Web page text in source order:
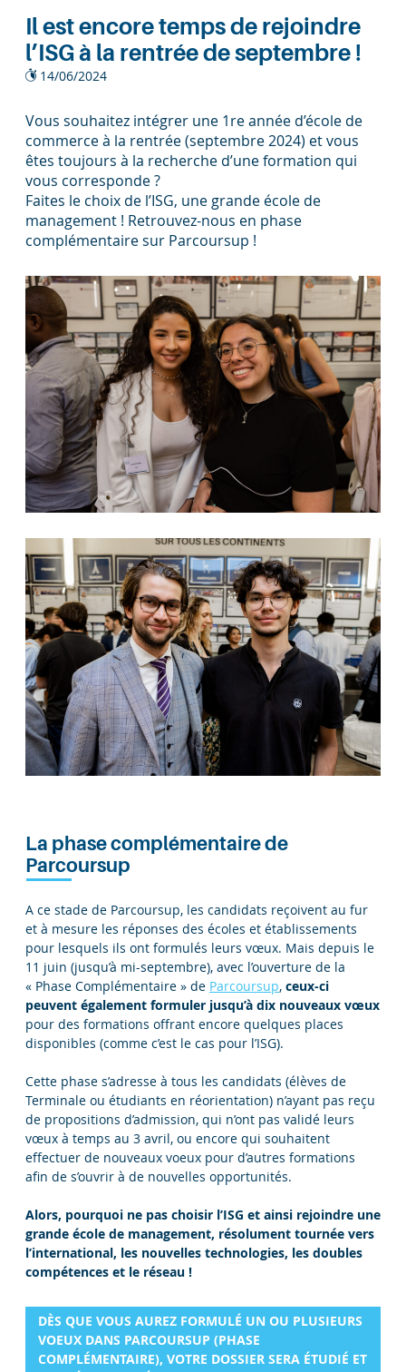
Il est encore temps de rejoindre
l’ISG à la rentrée de septembre !
14/06/2024
Vous souhaitez intégrer une 1re année d’école de
commerce à la rentrée (septembre 2024) et vous
êtes toujours à la recherche d’une formation qui
vous corresponde ?
Faites le choix de l’ISG, une grande école de
management ! Retrouvez-nous en phase
complémentaire sur Parcoursup !
La phase complémentaire de
Parcoursup
A ce stade de Parcoursup, les candidats reçoivent au fur
et à mesure les réponses des écoles et établissements
pour lesquels ils ont formulés leurs vœux. Mais depuis le
11 juin (jusqu’à mi-septembre), avec l’ouverture de la
« Phase Complémentaire » de Parcoursup, ceux-ci
peuvent également formuler jusqu’à dix nouveaux vœux
pour des formations offrant encore quelques places
disponibles (comme c’est le cas pour l’ISG).
Cette phase s’adresse à tous les candidats (élèves de
Terminale ou étudiants en réorientation) n’ayant pas reçu
de propositions d’admission, qui n’ont pas validé leurs
vœux à temps au 3 avril, ou encore qui souhaitent
effectuer de nouveaux voeux pour d’autres formations
afin de s’ouvrir à de nouvelles opportunités.
Alors, pourquoi ne pas choisir l’ISG et ainsi rejoindre une
grande école de management, résolument tournée vers
l’international, les nouvelles technologies, les doubles
compétences et le réseau !
DÈS QUE VOUS AUREZ FORMULÉ UN OU PLUSIEURS
VOEUX DANS PARCOURSUP (PHASE
COMPLÉMENTAIRE), VOTRE DOSSIER SERA ÉTUDIÉ ET